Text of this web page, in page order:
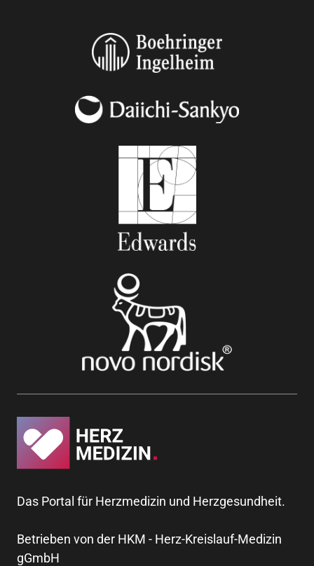
Das Portal für Herzmedizin und Herzgesundheit.
Betrieben von der HKM - Herz-Kreislauf-Medizin
gGmbH